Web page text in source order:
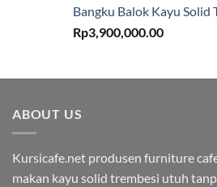
Bangku Balok Kayu Solid
Rp3,900,000.00
ABOUT US
Kursicafe.net produsen furniture
makan kayu solid trembesi utuh